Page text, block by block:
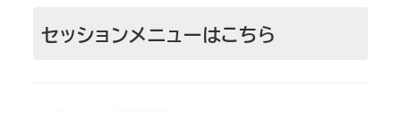
セッションメニューはこちら